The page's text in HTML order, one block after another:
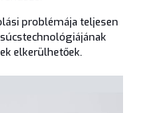
problémája teljesen
elkerülhetőek.